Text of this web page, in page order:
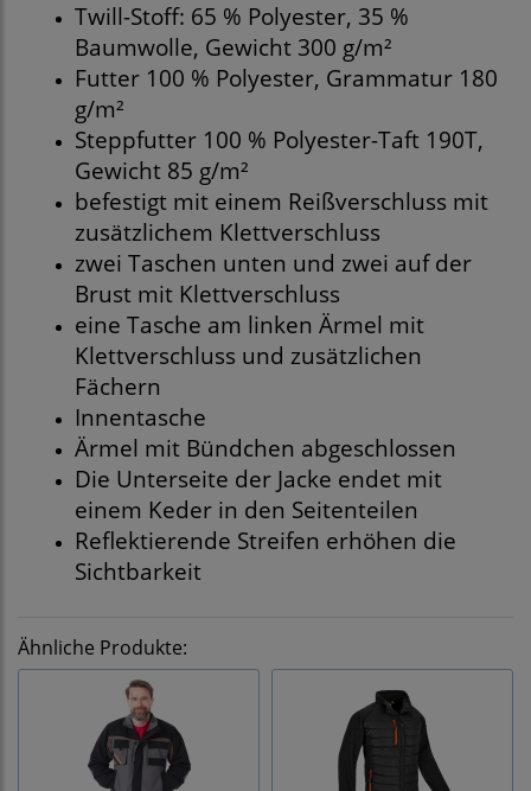
Twill-Stoff: 65 % Polyester, 35 %
Baumwolle, Gewicht 300 g/m²
Futter 100 % Polyester, Grammatur 180
g/m²
Steppfutter 100 % Polyester-Taft 190T,
Gewicht 85 g/m²
befestigt mit einem Reißverschluss mit
zusätzlichem Klettverschluss
zwei Taschen unten und zwei auf der
Brust mit Klettverschluss
eine Tasche am linken Ärmel mit
Klettverschluss und zusätzlichen
Fächern
Innentasche
Ärmel mit Bündchen abgeschlossen
Die Unterseite der Jacke endet mit
einem Keder in den Seitenteilen
Reflektierende Streifen erhöhen die
Sichtbarkeit
Ähnliche Produkte: